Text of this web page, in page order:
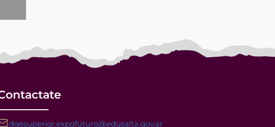
dgesuperior.expofuturo@edusalta.gov.ar